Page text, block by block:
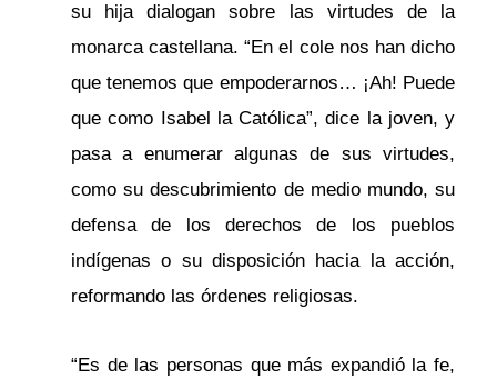
su hija dialogan sobre las virtudes de la
monarca castellana. “En el cole nos han dicho
que tenemos que empoderarnos… ¡Ah! Puede
que como Isabel la Católica”, dice la joven, y
pasa a enumerar algunas de sus virtudes,
como su descubrimiento de medio mundo, su
defensa de los derechos de los pueblos
indígenas o su disposición hacia la acción,
reformando las órdenes religiosas.
“Es de las personas que más expandió la fe,